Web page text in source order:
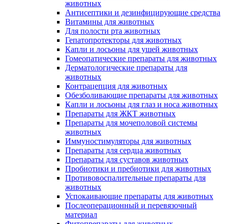
животных
Антисептики и дезинфицирующие средства
Витамины для животных
Для полости рта животных
Гепатопротекторы для животных
Капли и лосьоны для ушей животных
Гомеопатические препараты для животных
Дерматологические препараты для
животных
Контрацепция для животных
Обезболивающие препараты для животных
Капли и лосьоны для глаз и носа животных
Препараты для ЖКТ животных
Препараты для мочеполовой системы
животных
Иммуностимуляторы для животных
Препараты для сердца животных
Препараты для суставов животных
Пробиотики и пребиотики для животных
Противовоспалительные препараты для
животных
Успокаивающие препараты для животных
Послеоперационный и перевязочный
материал